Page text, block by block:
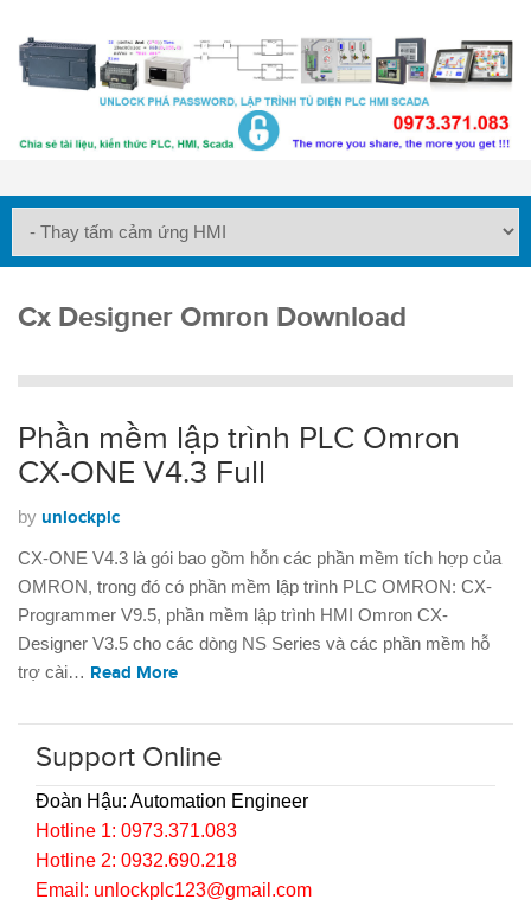
Cx Designer Omron Download
Phần mềm lập trình PLC Omron
CX-ONE V4.3 Full
by unlockplc
CX-ONE V4.3 là gói bao gồm hỗn các phần mềm tích hợp của
OMRON, trong đó có phần mềm lập trình PLC OMRON: CX-
Programmer V9.5, phần mềm lập trình HMI Omron CX-
Designer V3.5 cho các dòng NS Series và các phần mềm hỗ
trợ cài… Read More
Support Online
Đoàn Hậu: Automation Engineer
Hotline 1: 0973.371.083
Hotline 2: 0932.690.218
Email: unlockplc123@gmail.com